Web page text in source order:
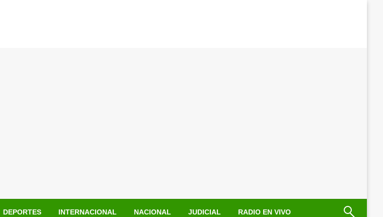
DEPORTES INTERNACIONAL NACIONAL JUDICIAL RADIO EN VIVO